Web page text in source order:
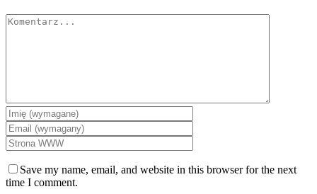
Comment
Save my name, email, and website in this browser for the next
time I comment.